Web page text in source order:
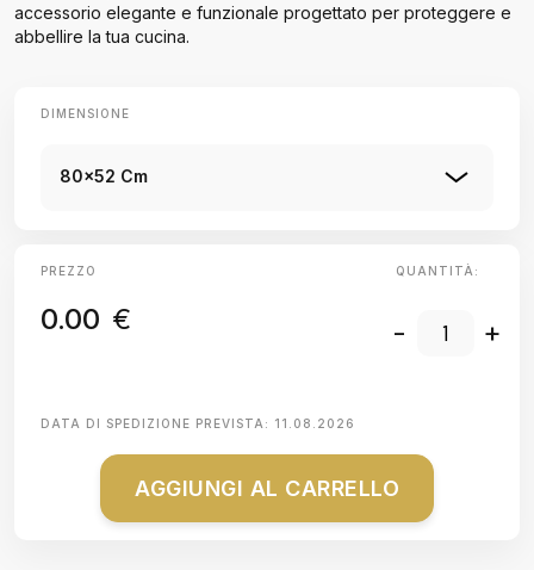
accessorio elegante e funzionale progettato per proteggere e
abbellire la tua cucina.
DIMENSIONE
80x52 Cm
PREZZO
0.00 €
QUANTITÀ:
- +
DATA DI SPEDIZIONE PREVISTA: 11.08.2026
AGGIUNGI AL CARRELLO